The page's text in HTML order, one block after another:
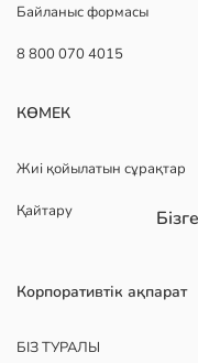
Байланыс формасы
8 800 070 4015
КӨМЕК
Жиі қойылатын сұрақтар
Қайтару
Корпоративтік ақпарат
БІЗ ТУРАЛЫ